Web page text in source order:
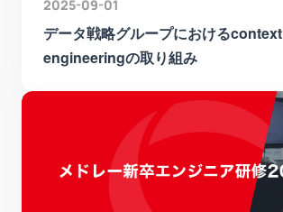
2025-09-01
データ戦略グループにおけるcontext
engineeringの取り組み